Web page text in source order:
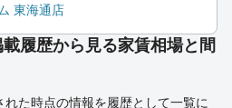
東海通店
履歴から見る家賃相場と間
た時点の情報を履歴として一覧に